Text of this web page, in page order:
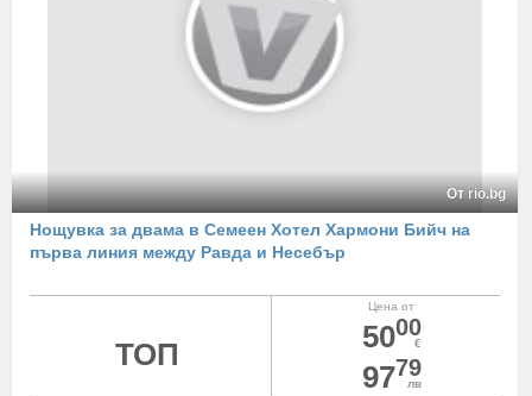
От rio.bg
Нощувка за двама в Семеен Хотел Хармони Бийч на
първа линия между Равда и Несебър
Цена от
5000
€
9779
лв
ТОП